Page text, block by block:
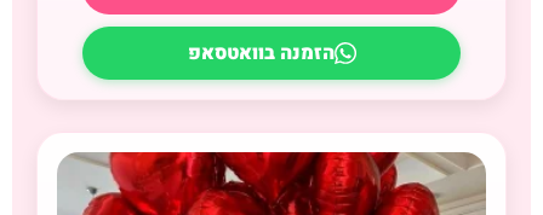
הזמנה בוואטסאפ